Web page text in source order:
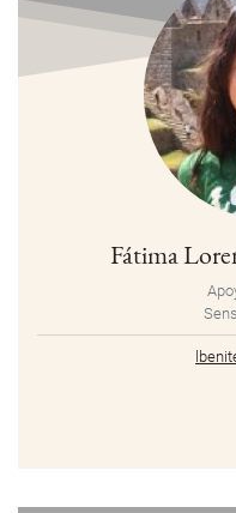
Fátima